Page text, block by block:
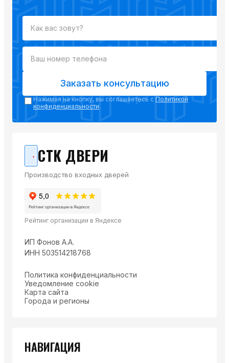
Заказать консультацию
Нажимая на кнопку, вы соглашаетесь с Политикой
конфиденциальности.
СТК ДВЕРИ
Производство входных дверей
Рейтинг организации в Яндексе
ИП Фонов А.А.
ИНН 503514218768
Политика конфиденциальности
Уведомление cookie
Карта сайта
Города и регионы
НАВИГАЦИЯ